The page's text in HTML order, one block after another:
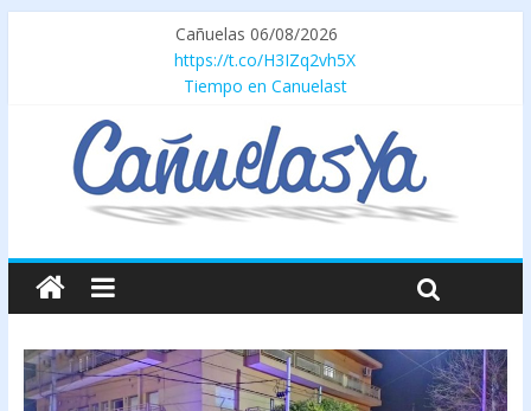
Cañuelas 06/08/2026
https://t.co/H3IZq2vh5X
Tiempo en Canuelast